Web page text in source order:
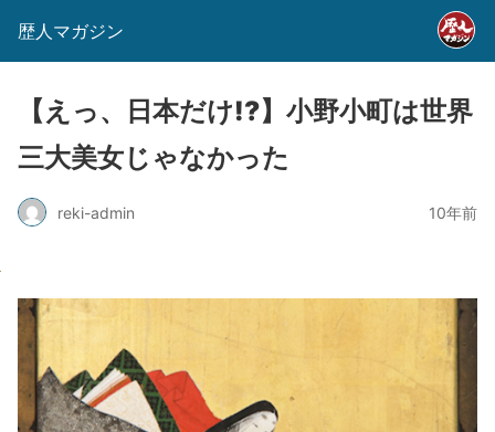
歴人マガジン
【えっ、日本だけ!?】小野小町は世界
三大美女じゃなかった
reki-admin 10年前